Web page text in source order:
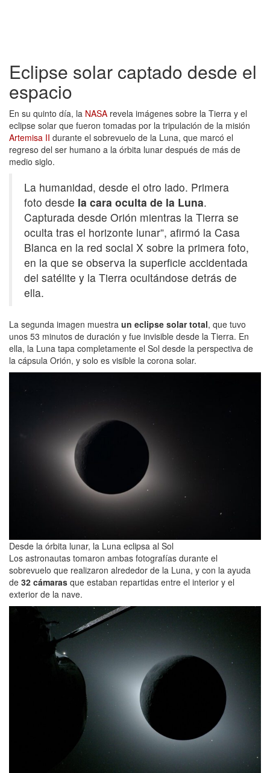
Eclipse solar captado desde el
espacio
En su quinto día, la NASA revela imágenes sobre la Tierra y el
eclipse solar que fueron tomadas por la tripulación de la misión
Artemisa II durante el sobrevuelo de la Luna, que marcó el
regreso del ser humano a la órbita lunar después de más de
medio siglo.
La humanidad, desde el otro lado. Primera
foto desde la cara oculta de la Luna.
Capturada desde Orión mientras la Tierra se
oculta tras el horizonte lunar”, afirmó la Casa
Blanca en la red social X sobre la primera foto,
en la que se observa la superficie accidentada
del satélite y la Tierra ocultándose detrás de
ella.
La segunda imagen muestra un eclipse solar total, que tuvo
unos 53 minutos de duración y fue invisible desde la Tierra. En
ella, la Luna tapa completamente el Sol desde la perspectiva de
la cápsula Orión, y solo es visible la corona solar.
Desde la órbita lunar, la Luna eclipsa al Sol
Los astronautas tomaron ambas fotografías durante el
sobrevuelo que realizaron alrededor de la Luna, y con la ayuda
de 32 cámaras que estaban repartidas entre el interior y el
exterior de la nave.